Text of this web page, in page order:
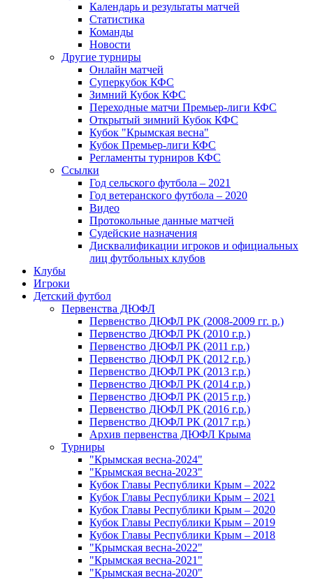
Календарь и результаты матчей
Статистика
Команды
Новости
Другие турниры
Онлайн матчей
Суперкубок КФС
Зимний Кубок КФС
Переходные матчи Премьер-лиги КФС
Открытый зимний Кубок КФС
Кубок "Крымская весна"
Кубок Премьер-лиги КФС
Регламенты турниров КФС
Ссылки
Год сельского футбола – 2021
Год ветеранского футбола – 2020
Видео
Протокольные данные матчей
Судейские назначения
Дисквалификации игроков и официальных
лиц футбольных клубов
Клубы
Игроки
Детский футбол
Первенства ДЮФЛ
Первенство ДЮФЛ РК (2008-2009 гг. р.)
Первенство ДЮФЛ РК (2010 г.р.)
Первенство ДЮФЛ РК (2011 г.р.)
Первенство ДЮФЛ РК (2012 г.р.)
Первенство ДЮФЛ РК (2013 г.р.)
Первенство ДЮФЛ РК (2014 г.р.)
Первенство ДЮФЛ РК (2015 г.р.)
Первенство ДЮФЛ РК (2016 г.р.)
Первенство ДЮФЛ РК (2017 г.р.)
Архив первенства ДЮФЛ Крыма
Турниры
"Крымская весна-2024"
"Крымская весна-2023"
Кубок Главы Республики Крым – 2022
Кубок Главы Республики Крым – 2021
Кубок Главы Республики Крым – 2020
Кубок Главы Республики Крым – 2019
Кубок Главы Республики Крым – 2018
"Крымская весна-2022"
"Крымская весна-2021"
"Крымская весна-2020"